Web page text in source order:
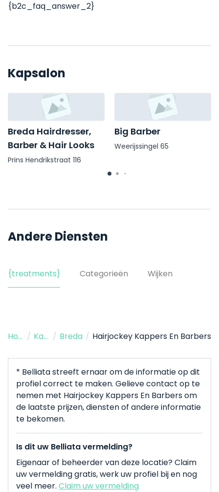
{b2c_faq_answer_2}
Kapsalon
Breda Hairdresser,
Barber & Hair Looks
Prins Hendrikstraat 116
Big Barber
Weerijssingel 65
Andere Diensten
{treatments} Categorieën Wijken
Home / Kapper / Breda / Hairjockey Kappers En Barbers
* Belliata streeft ernaar om de informatie op dit
profiel correct te maken. Gelieve contact op te
nemen met Hairjockey Kappers En Barbers om
de laatste prijzen, diensten of andere informatie
te bekomen.
Is dit uw Belliata vermelding?
Eigenaar of beheerder van deze locatie? Claim
uw vermelding gratis, werk uw profiel bij en nog
veel meer. Claim uw vermelding